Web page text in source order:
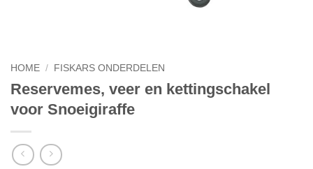
HOME / FISKARS ONDERDELEN
Reservemes, veer en kettingschakel
voor Snoeigiraffe